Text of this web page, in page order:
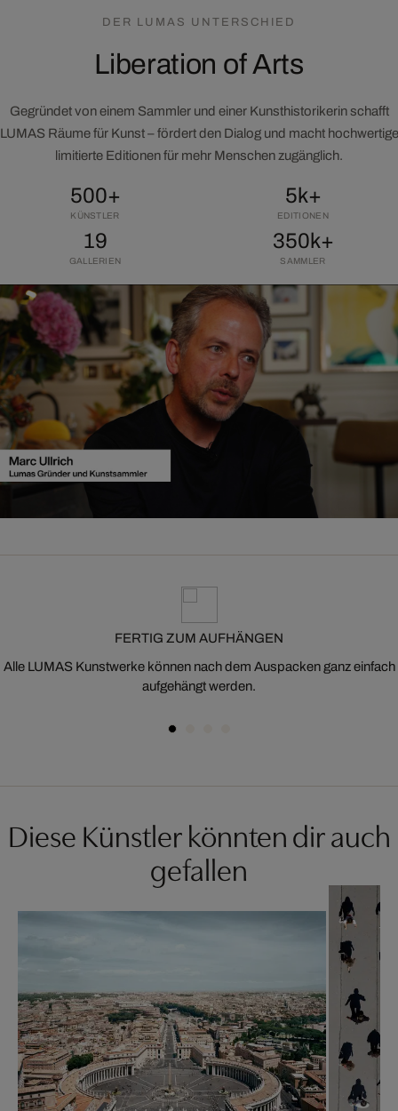
DER LUMAS UNTERSCHIED
Liberation of Arts
Gegründet von einem Sammler und einer Kunsthistorikerin schafft
LUMAS Räume für Kunst – fördert den Dialog und macht hochwertige
limitierte Editionen für mehr Menschen zugänglich.
500+
KÜNSTLER
5k+
EDITIONEN
19
GALLERIEN
350k+
SAMMLER
FERTIG ZUM AUFHÄNGEN
Alle LUMAS Kunstwerke können nach dem Auspacken ganz einfach
aufgehängt werden.
Diese Künstler könnten dir auch
gefallen